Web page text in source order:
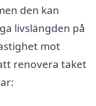
den kan
livslängden på
mot
renovera taket